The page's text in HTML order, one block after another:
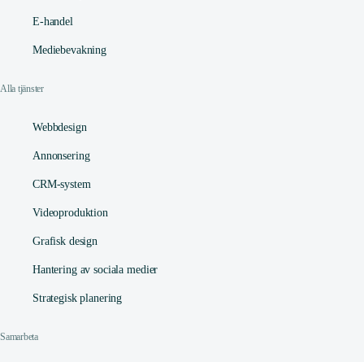
E-handel
Mediebevakning
Alla tjänster
Webbdesign
Annonsering
CRM-system
Videoproduktion
Grafisk design
Hantering av sociala medier
Strategisk planering
Samarbeta